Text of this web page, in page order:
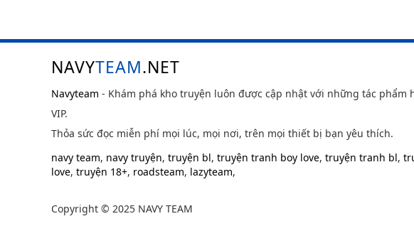
NAVYTEAM.NET
Navyteam - Khám phá kho truyện luôn được cập nhật với những tác phẩm
VIP.
Thỏa sức đọc miễn phí mọi lúc, mọi nơi, trên mọi thiết bị bạn yêu thích.
navy team, navy truyện, truyện bl, truyện tranh boy love, truyện tranh bl,
love, truyện 18+, roadsteam, lazyteam,
Copyright © 2025 NAVY TEAM